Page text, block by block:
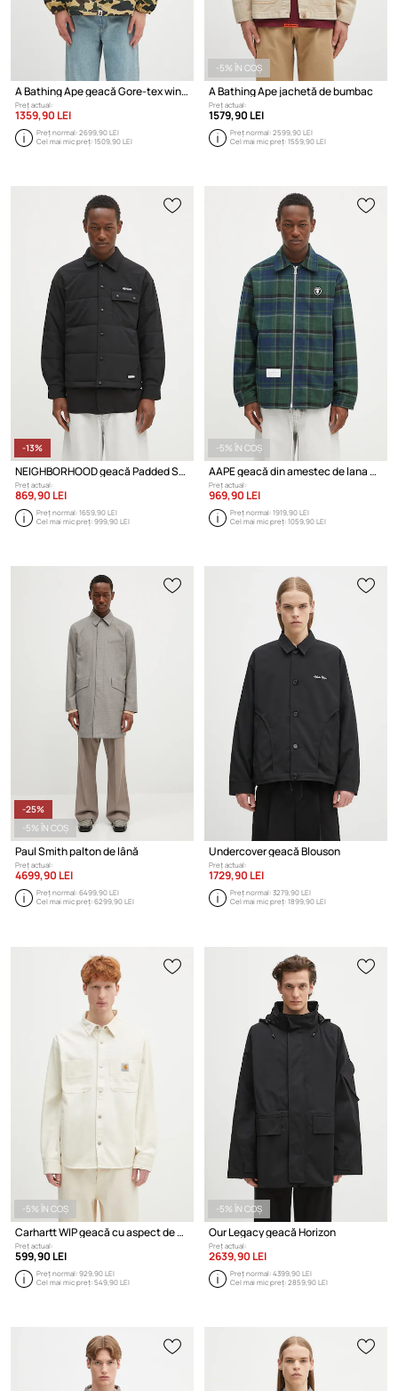
A Bathing Ape geacă Gore-tex wind stopper
Preț actual:
1359,90 LEI
Preț normal:2699,90 LEI
Cel mai mic preț:1509,90 LEI
-5% ÎN COȘ
A Bathing Ape jachetă de bumbac
Preț actual:
1579,90 LEI
Preț normal:2599,90 LEI
Cel mai mic preț:1559,90 LEI
-13%
NEIGHBORHOOD geacă Padded Shirt LS
Preț actual:
869,90 LEI
Preț normal:1659,90 LEI
Cel mai mic preț:999,90 LEI
-5% ÎN COȘ
AAPE geacă din amestec de lana Now
Preț actual:
969,90 LEI
Preț normal:1919,90 LEI
Cel mai mic preț:1059,90 LEI
-25%
-5% ÎN COȘ
Paul Smith palton de lână
Preț actual:
4699,90 LEI
Preț normal:6499,90 LEI
Cel mai mic preț:6299,90 LEI
Undercover geacă Blouson
Preț actual:
1729,90 LEI
Preț normal:3279,90 LEI
Cel mai mic preț:1899,90 LEI
-5% ÎN COȘ
Carhartt WIP geacă cu aspect de cămașă Crawford Shirt Jac
Preț actual:
599,90 LEI
Preț normal:929,90 LEI
Cel mai mic preț:549,90 LEI
-5% ÎN COȘ
Our Legacy geacă Horizon
Preț actual:
2639,90 LEI
Preț normal:4399,90 LEI
Cel mai mic preț:2859,90 LEI